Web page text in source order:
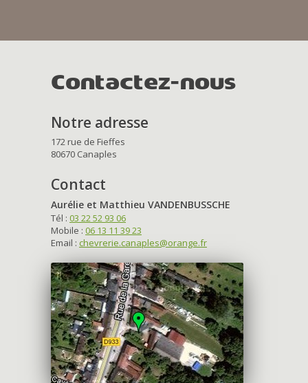
Contactez-nous
Notre adresse
172 rue de Fieffes
80670 Canaples
Contact
Aurélie et Matthieu VANDENBUSSCHE
Tél : 03 22 52 93 06
Mobile : 06 13 11 39 23
Email : chevrerie.canaples@orange.fr